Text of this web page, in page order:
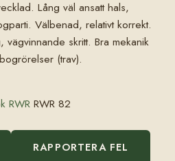
Lång väl ansatt hals,
Välbenad, relativt korrekt.
vägvinnande skritt. Bra mekanik
(trav).
RWR RWR 82
RAPPORTERA FEL